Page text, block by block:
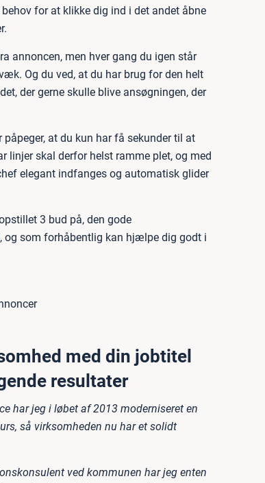
for at klikke dig ind i det andet åbne
annoncen, men hver gang du igen står
Og du ved, at du har brug for den helt
der gerne skulle blive ansøgningen, der
at du kun har få sekunder til at
skal derfor helst ramme plet, og med
elegant indfanges og automatisk glider
3 bud på, den gode
og som forhåbentlig kan hjælpe dig godt i
med din jobtitel
resultater
har jeg i løbet af 2013 moderniseret en
så virksomheden nu har et solidt
ved kommunen har jeg enten